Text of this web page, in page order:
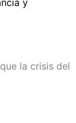
y
la crisis del